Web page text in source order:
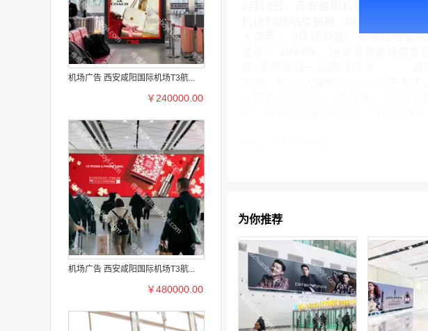
机场广告 西安咸阳国际机场T3航...
￥240000.00
机场广告 西安咸阳国际机场T3航...
￥480000.00
2月10日，西安咸阳机场正式通航
入使用 。9月15日起，东航在西安
为你推荐